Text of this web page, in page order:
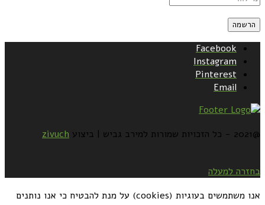
Facebook
Instagram
Pinterest
Email
@2021 - כל הזכויות שמורות למירב גביש | ביצוע zivuch
בחזרה למעלה
אנו משתמשים בעוגיות (cookies) על מנת להבטיח כי אנו נותנים